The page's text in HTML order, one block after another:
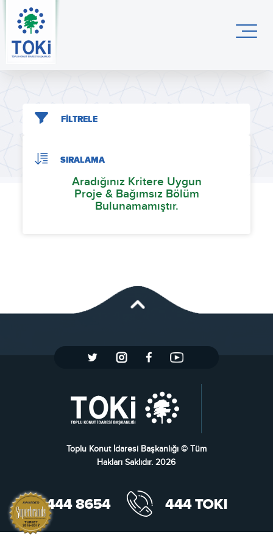
FİLTRELE
SIRALAMA
Aradığınız Kritere Uygun
Proje & Bağımsız Bölüm
Bulunamamıştır.
Toplu Konut İdaresi Başkanlığı © Tüm
Hakları Saklıdır. 2026